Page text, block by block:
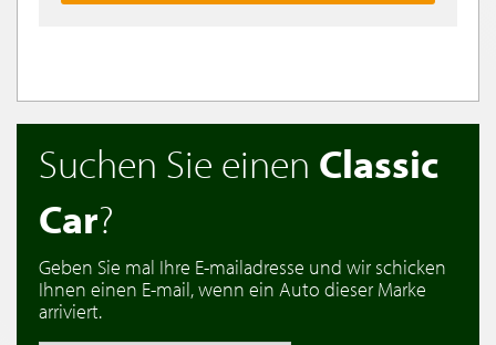
Suchen Sie einen Classic
Car?
Geben Sie mal Ihre E-mailadresse und wir schicken
Ihnen einen E-mail, wenn ein Auto dieser Marke
arriviert.